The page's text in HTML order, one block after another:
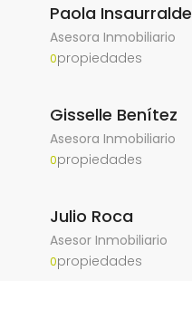
Paola Insaurralde
Asesora Inmobiliario
0propiedades
Gisselle Benítez
Asesora Inmobiliario
0propiedades
Julio Roca
Asesor Inmobiliario
0propiedades